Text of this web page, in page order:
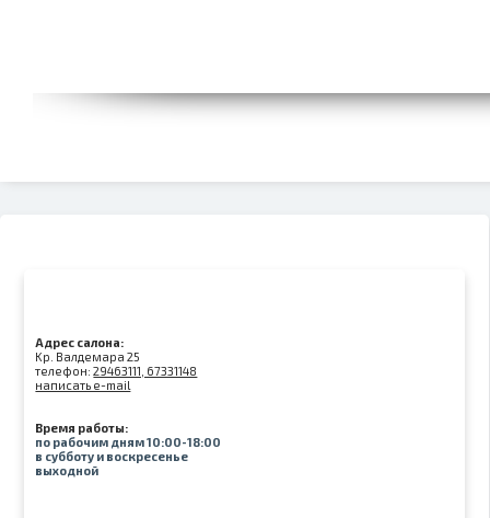
Адрес салона:
Kр. Валдемара 25
телефон:29463111, 67331148
написать e-mail
Время работы:
по рабочим дням 10:00-18:00
в субботу и воскресенье
выходной